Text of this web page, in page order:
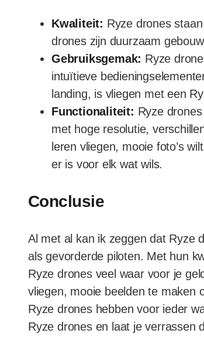
Kwaliteit: Ryze drones
drones zijn duurzaam
Gebruiksgemak: Ryze
intuïtieve
landing, is vliegen met een
Functionaliteit: Ryze
met hoge resolutie,
leren vliegen, mooie foto’s
er is voor elk wat wils.
Conclusie
Al met al kan ik zeggen dat Ryze
als gevorderde piloten. Met hun
Ryze drones veel waar voor je
vliegen, mooie beelden te maken
Ryze drones hebben voor ieder
Ryze drones en laat je verrassen